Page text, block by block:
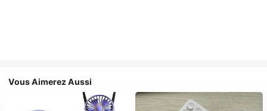
Vous Aimerez Aussi